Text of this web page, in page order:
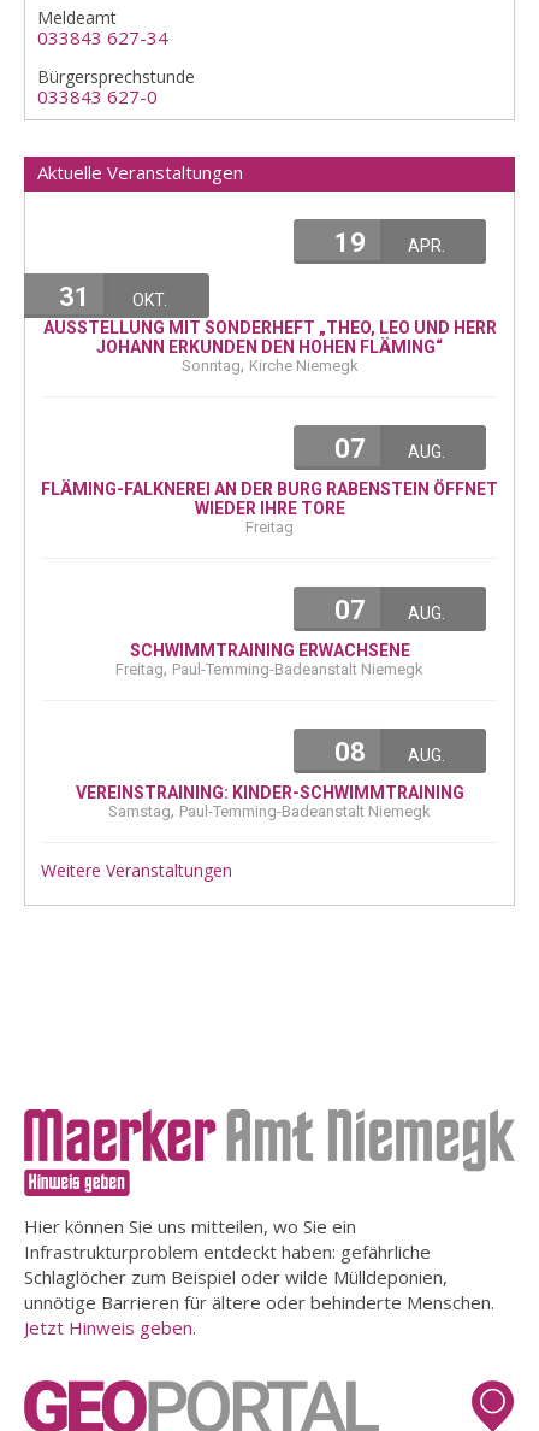
Meldeamt
033843 627-34
Bürgersprechstunde
033843 627-0
Aktuelle Veranstaltungen
19 APR.
31
OKT.
AUSSTELLUNG MIT SONDERHEFT „THEO, LEO UND HERR
JOHANN ERKUNDEN DEN HOHEN FLÄMING“
Sonntag, Kirche Niemegk
07
AUG.
FLÄMING-FALKNEREI AN DER BURG RABENSTEIN ÖFFNET
WIEDER IHRE TORE
Freitag
07
AUG.
SCHWIMMTRAINING ERWACHSENE
Freitag, Paul-Temming-Badeanstalt Niemegk
08
AUG.
VEREINSTRAINING: KINDER-SCHWIMMTRAINING
Samstag, Paul-Temming-Badeanstalt Niemegk
Weitere Veranstaltungen
Hier können Sie uns mitteilen, wo Sie ein
Infrastrukturproblem entdeckt haben: gefährliche
Schlaglöcher zum Beispiel oder wilde Mülldeponien,
unnötige Barrieren für ältere oder behinderte Menschen.
Jetzt Hinweis geben.